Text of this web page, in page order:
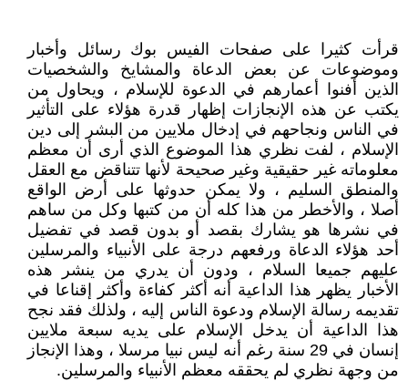
قرأت كثيرا على صفحات الفيس بوك رسائل وأخبار
وموضوعات عن بعض الدعاة والمشايخ والشخصيات
الذين أفنوا أعمارهم في الدعوة للإسلام ، ويحاول من
يكتب عن هذه الإنجازات إظهار قدرة هؤلاء على التأثير
في الناس ونجاحهم في إدخال ملايين من البشر إلى دين
الإسلام ، لفت نظري هذا الموضوع الذي أرى أن معظم
معلوماته غير حقيقية وغير صحيحة لأنها تتناقض مع العقل
والمنطق السليم ، ولا يمكن حدوثها على أرض الواقع
أصلا ، والأخطر من هذا كله أن من كتبها وكل من ساهم
في نشرها هو يشارك بقصد أو بدون قصد في تفضيل
أحد هؤلاء الدعاة ورفعهم درجة على الأنبياء والمرسلين
عليهم جميعا السلام ، ودون أن يدري من ينشر هذه
الأخبار يظهر هذا الداعية أنه أكثر كفاءة وأكثر إقناعا في
تقديمه رسالة الإسلام ودعوة الناس إليه ، ولذلك فقد نجح
هذا الداعية أن يدخل الإسلام على يديه سبعة ملايين
إنسان في 29 سنة رغم أنه ليس نبيا مرسلا ، وهذا الإنجاز
من وجهة نظري لم يحققه معظم الأنبياء والمرسلين.